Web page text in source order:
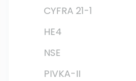
CYFRA 21-1
HE4
NSE
PIVKA-II